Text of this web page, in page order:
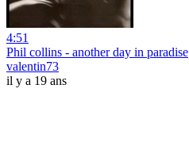
4:51
Phil collins - another day in paradise
valentin73
il y a 19 ans